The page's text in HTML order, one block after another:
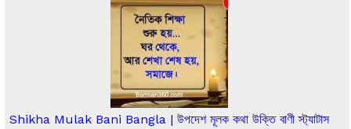
Shikha Mulak Bani Bangla | উপদেশ মূলক কথা উক্তি বাণী স্ট্যাটাস